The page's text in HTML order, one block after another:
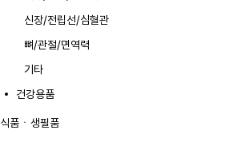
신장/전립선/심혈관
뼈/관절/면역력
기타
건강용품
식품ㆍ생필품